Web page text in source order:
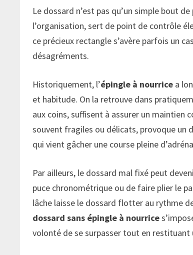
Le dossard n’est pas qu’un simple bout
l’organisation, sert de point de contrôle
ce précieux rectangle s’avère parfois un
désagréments.
Historiquement, l’épingle à nourrice a
et habitude. On la retrouve dans
aux coins, suffisent à assurer un
souvent fragiles ou délicats, provoque un
qui vient gâcher une course pleine
Par ailleurs, le dossard mal fixé peut
puce chronométrique ou de faire plier le
lâche laisse le dossard flotter au rythme
dossard sans épingle à nourrice
volonté de se surpasser tout en restituant